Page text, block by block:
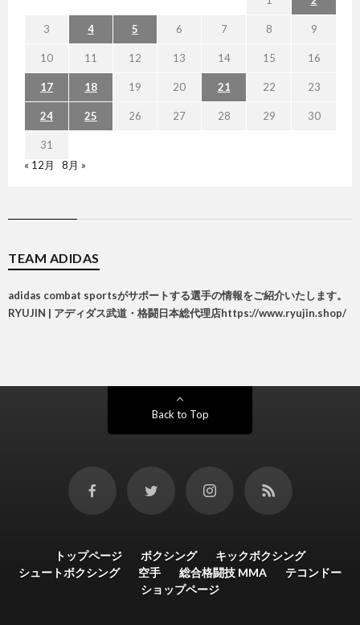
3 4 5 6 7 8 9
10 11 12 13 14 15 16
17 18 19 20 21 22 23
24 25 26 27 28 29 30
31
« 12月
8月 »
TEAM ADIDAS
adidas combat sportsがサポートする選手の情報をご紹介いたします。
RYUJIN | アディダス武道・格闘日本総代理店https://www.ryujin.shop/
Back to Top
トップページ ボクシング
キックボクシング
シュートボクシング
空手 総合格闘技 MMA
テコンドー
ショップページ